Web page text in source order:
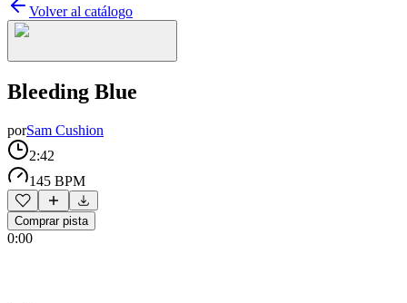
Volver al catálogo
Bleeding Blue
porSam Cushion
2:42
145 BPM
Comprar pista
0:00